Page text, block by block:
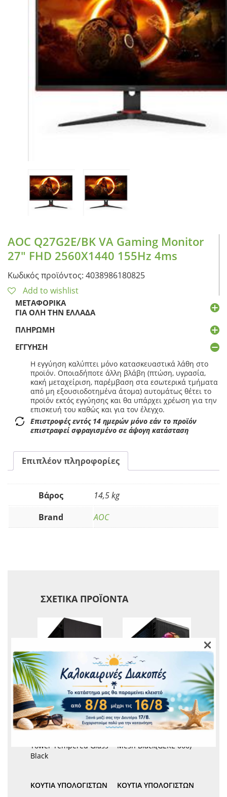
CASE FANS
LIQUID COOLERS
CPU COOLERS
ΕΙΚΟΝΑ-ΗΧΟΣ
GAMING
ΠΡΟΣΩΠΙΚΗ ΦΡΟΝΤΙΔΑ
AOC Q27G2E/BK VA Gaming Monitor
27″ FHD 2560X1440 155Hz 4ms
Κωδικός προϊόντος: 4038986180825
Add to wishlist
ΜΕΤΑΦΟΡΙΚΆ
ΓΙΑ ΌΛΗ ΤΗΝ ΕΛΛΆΔΑ
ΠΛΗΡΩΜΉ
ΕΓΓΎΗΣΗ
Η εγγύηση καλύπτει μόνο κατασκευαστικά λάθη στο
προϊόν. Οποιαδήποτε άλλη βλάβη (πτώση, υγρασία,
κακή μεταχείριση, παρέμβαση στα εσωτερικά τμήματα
από μη εξουσιοδοτημένα άτομα) αυτομάτως θέτει το
προϊόν εκτός εγγύησης και θα υπάρχει χρέωση για την
επισκευή του καθώς και για τον έλεγχο.
Επιστροφές εντός 14 ημερών μόνο εάν το προϊόν
επιστραφεί σφραγισμένο σε άψογη κατάσταση
Επιπλέον πληροφορίες
Βάρος
14,5 kg
Brand
AOC
ΣΧΕΤΙΚΆ ΠΡΟΪΌΝΤΑ
Tower Tempered Glass
Black
ΚΟΥΤΙΆ ΥΠΟΛΟΓΙΣΤΏΝ
Mesh Black(GEKL-066)
ΚΟΥΤΙΆ ΥΠΟΛΟΓΙΣΤΏΝ
×